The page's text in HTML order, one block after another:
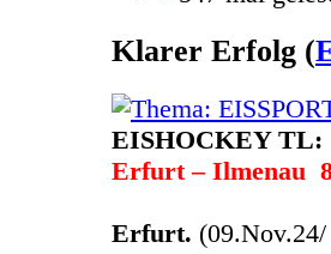
Klarer Erfolg (
EISHOCKEY TL:
Erfurt – Ilmenau
Erfurt.